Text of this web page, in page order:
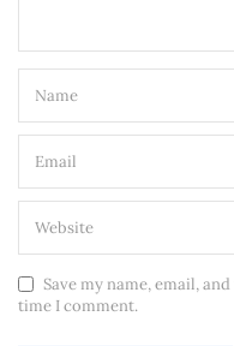
Save my name, email,
time I comment.